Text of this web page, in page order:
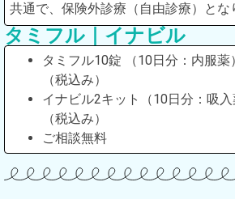
共通で、保険外診療（自由診療）とな
タミフル｜イナビル
タミフル10錠 （10日分：内
（税込み）
イナビル2キット（10日分：
（税込み）
ご相談無料